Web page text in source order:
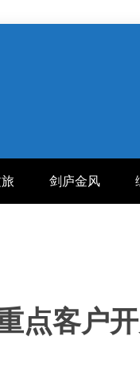
剑庐金风
点客户